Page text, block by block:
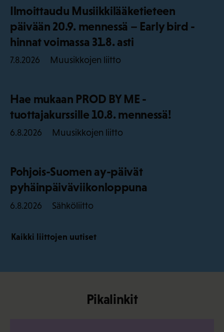
Ilmoittaudu Musiikkilääketieteen
päivään 20.9. mennessä – Early bird -
hinnat voimassa 31.8. asti
7.8.2026 Muusikkojen liitto
Hae mukaan PROD BY ME -
tuottajakurssille 10.8. mennessä!
6.8.2026 Muusikkojen liitto
Pohjois-Suomen ay-päivät
pyhäinpäiväviikonloppuna
6.8.2026 Sähköliitto
Kaikki liittojen uutiset
Pikalinkit